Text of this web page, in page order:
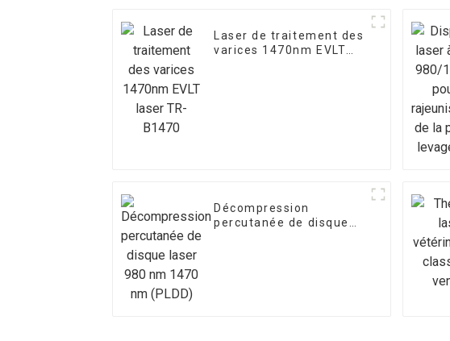
Laser de traitement des
varices 1470nm EVLT
Décompression
percutanée de disque